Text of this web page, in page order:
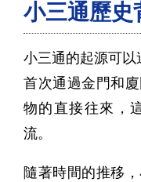
小三通歷史
小三通的起源可以
首次通過金門和
物的直接往來，
流。
隨著時間的推移